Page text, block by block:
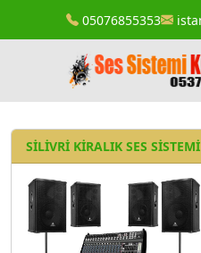
05076855353
SILIVRI KIRALIK SES SISTEMI